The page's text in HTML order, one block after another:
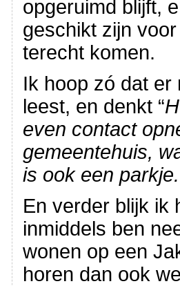
opgeruimd blijft,
geschikt zijn
terecht komen.
Ik hoop zó dat er
leest, en denkt “
even contact
gemeentehuis,
is ook een parkje.
En verder blijk ik
inmiddels ben
wonen op een
horen dan ook